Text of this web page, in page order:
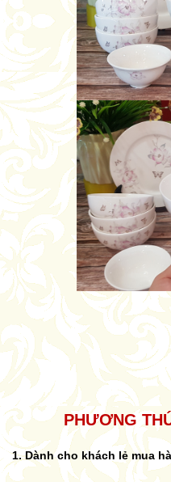
PHƯƠNG
1. Dành cho khách lẻ mua